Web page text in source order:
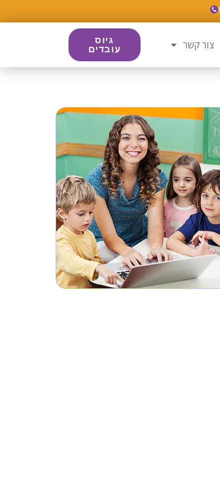
צור קשר
גיוס
עובדים